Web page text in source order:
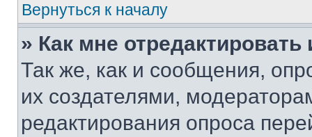
Вернуться к началу
» Как мне
Так же, как и сообщения,
их создателями,
редактирования опроса